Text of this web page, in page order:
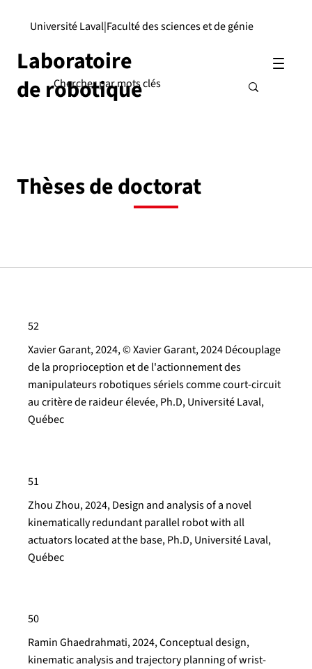
Laboratoire
de robotique
|
Université Laval Faculté des sciences et de génie
Thèses de doctorat
52
Xavier Garant, 2024, © Xavier Garant, 2024 Découplage
de la proprioception et de l'actionnement des
manipulateurs robotiques sériels comme court-circuit
au critère de raideur élevée, Ph.D, Université Laval,
Québec
51
Zhou Zhou, 2024, Design and analysis of a novel
kinematically redundant parallel robot with all
actuators located at the base, Ph.D, Université Laval,
Québec
50
Ramin Ghaedrahmati, 2024, Conceptual design,
kinematic analysis and trajectory planning of wrist-